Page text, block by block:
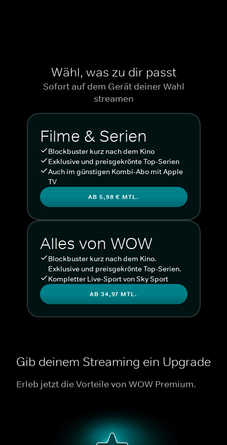
Wähl, was zu dir passt
Sofort auf dem Gerät deiner Wahl
streamen
Filme & Serien
Blockbuster kurz nach dem Kino
Exklusive und preisgekrönte Top-Serien
Auch im günstigen Kombi-Abo mit Apple
TV
AB 5,98 € MTL.
Alles von WOW
Blockbuster kurz nach dem Kino.
Exklusive und preisgekrönte Top-Serien.
Kompletter Live-Sport von Sky Sport
AB 34,97 MTL.
Gib deinem Streaming ein Upgrade
Erleb jetzt die Vorteile von WOW Premium.